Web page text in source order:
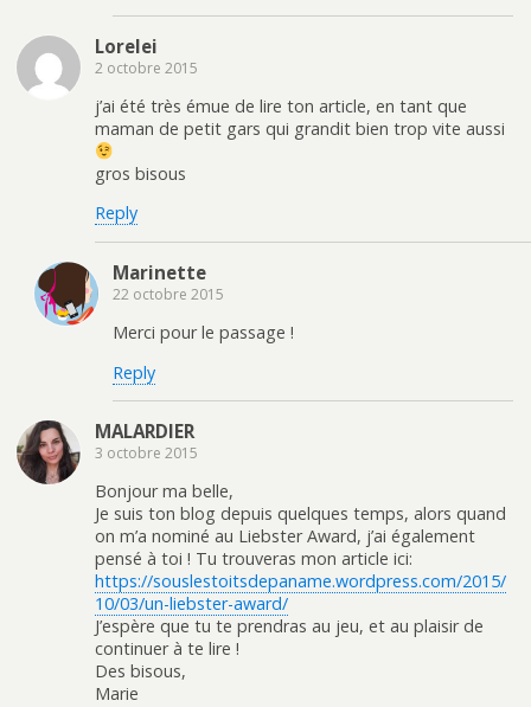
Lorelei
2 octobre 2015
j’ai été très émue de lire ton article, en tant que
maman de petit gars qui grandit bien trop vite aussi
gros bisous
Reply
Marinette
22 octobre 2015
Merci pour le passage !
Reply
MALARDIER
3 octobre 2015
Bonjour ma belle,
Je suis ton blog depuis quelques temps, alors quand
on m’a nominé au Liebster Award, j’ai également
pensé à toi ! Tu trouveras mon article ici:
https://souslestoitsdepaname.wordpress.com/2015/
10/03/un-liebster-award/
J’espère que tu te prendras au jeu, et au plaisir de
continuer à te lire !
Des bisous,
Marie